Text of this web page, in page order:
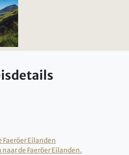
Eilanden
de Faeröer Eilanden.